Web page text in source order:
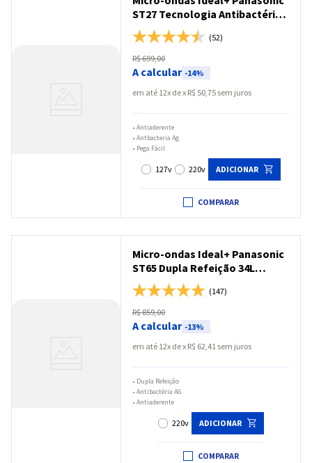
ST27 Tecnologia Antibactéria
21L Branco espelhado - NN-
ST27LWRU
(52)
R$699,00
A calcular -14%
em até 12 x R$ 50,75 sem juros
• Antiaderente
• Antbacteria Ag
• Pega Fácil
COMPARAR
127v 220v ADICIONAR
Micro-ondas Ideal+ Panasonic
ST65 Dupla Refeição 34L
Branco - NN-ST65LWRU
(147)
R$859,00
A calcular -13%
em até 12 x R$ 62,41 sem juros
• Dupla Refeição
• Antibactéria AG
• Antiaderente
COMPARAR
220v ADICIONAR